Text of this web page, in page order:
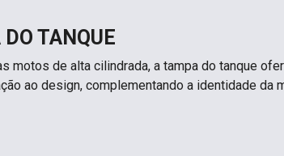
TANQUE
motos de alta cilindrada, a tampa do tanque
ao design, complementando a identidade da